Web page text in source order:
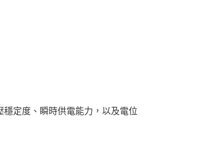
定度、瞬時供電能力，以及電位